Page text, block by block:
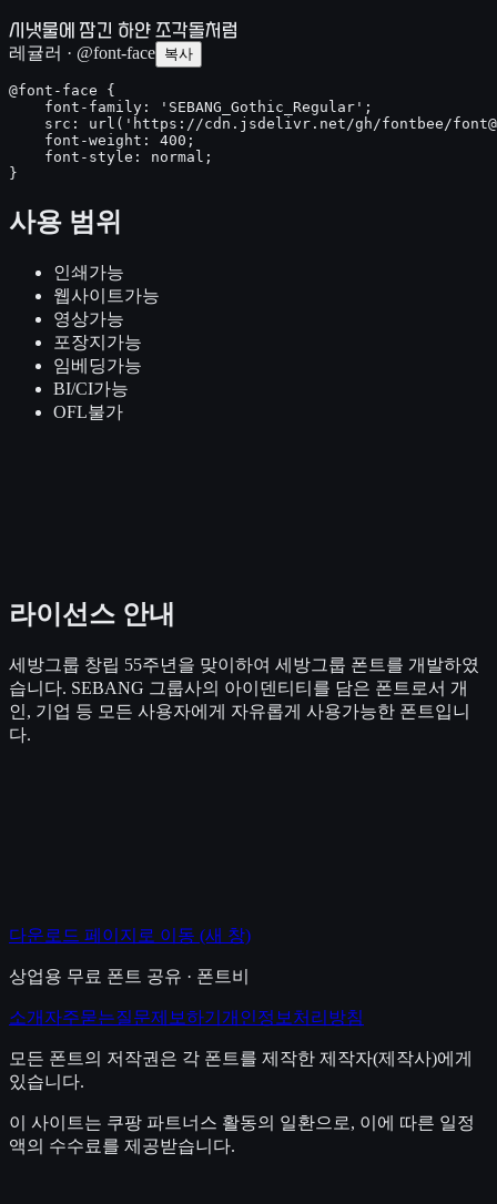
시냇물에 잠긴 하얀 조각돌처럼
레귤러 · @font-face 복사
@font-face {
    font-family: 'SEBANG_Gothic_Regular';
src: url('https://cdn.jsdelivr.net/gh/fontbee/
    font-weight: 400;
    font-style: normal;
}
사용 범위
인쇄 가능
웹사이트가능
영상가능
포장지 가능
임베딩가능
BI/CI가능
OFL불가
라이선스 안내
세방그룹 창립 55주년을 맞이하여 세방그룹 폰트를 개발하였
습니다. SEBANG 그룹사의 아이덴티티를 담은 폰트로서 개
인, 기업 등 모든 사용자에게 자유롭게 사용가능한 폰트입니
다.
다운로드 페이지로 이동 (새 창)
상업용 무료 폰트 공유 · 폰트비
소개 자주묻는질문제보하기 개인정보처리방침
모든 폰트의 저작권은 각 폰트를 제작한 제작자(제작사)에게
있습니다.
이 사이트는 쿠팡 파트너스 활동의 일환으로, 이에 따른 일정
액의 수수료를 제공받습니다.